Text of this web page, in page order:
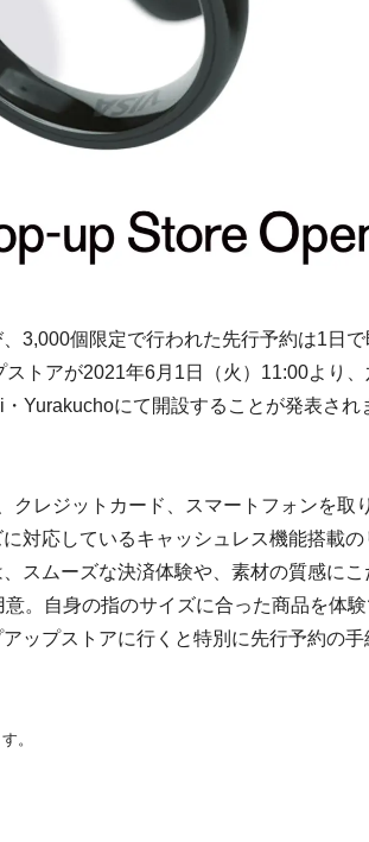
3,000個限定で行われた先行予約は1日
トアが2021年6月1日（火）11:00より、
Yurakuchoにて開設することが発表され
クレジットカード、スマートフォンを取
対応しているキャッシュレス機能搭載の
スムーズな決済体験や、素材の質感にこ
。自身の指のサイズに合った商品を体験
ップストアに行くと特別に先行予約の手
。